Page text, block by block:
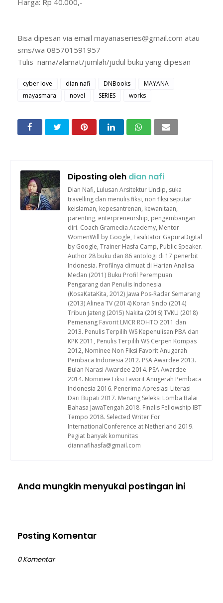
Bisa dipesan via email mayanaseries@gmail.com atau
sms/wa 085701591957
Tulis nama/alamat/jumlah/judul buku yang dipesan
cyber love dian nafi DNBooks
MAYANA
mayasmara
novel SERIES works
Diposting oleh dian nafi
Dian Nafi, Lulusan Arsitektur Undip, suka
travelling dan menulis fiksi, non fiksi seputar
keislaman, kepesantrenan, kewanitaan,
parenting, enterpreneurship, pengembangan
diri. Coach Gramedia Academy, Mentor
WomenWill by Google, Fasilitator GapuraDigital
by Google, Trainer Hasfa Camp, Public Speaker.
Author 28 buku dan 86 antologi di 17 penerbit
Indonesia. Profilnya dimuat di Harian Analisa
Medan (2011) Buku Profil Perempuan
Pengarang dan Penulis Indonesia
(KosaKataKita, 2012) Jawa Pos-Radar Semarang
(2013) Alinea TV (2014) Koran Sindo (2014)
Tribun Jateng (2015) Nakita (2016) TVKU (2018)
Pemenang Favorit LMCR ROHTO 2011 dan
2013. Penulis Terpilih WS Kepenulisan PBA dan
KPK 2011, Penulis Terpilih WS Cerpen Kompas
2012, Nominee Non Fiksi Favorit Anugerah
Pembaca Indonesia 2012. PSA Awardee 2013.
Bulan Narasi Awardee 2014. PSA Awardee
2014. Nominee Fiksi Favorit Anugerah Pembaca
Indonesia 2016. Penerima Apresiasi Literasi
Dari Bupati 2017. Menang Seleksi Lomba Balai
Bahasa JawaTengah 2018. Finalis Fellowship IBT
Tempo 2018. Selected Writer For
InternationalConference at Netherland 2019.
Pegiat banyak komunitas
diannafihasfa@gmail.com
Anda mungkin menyukai postingan ini
Posting Komentar
0 Komentar